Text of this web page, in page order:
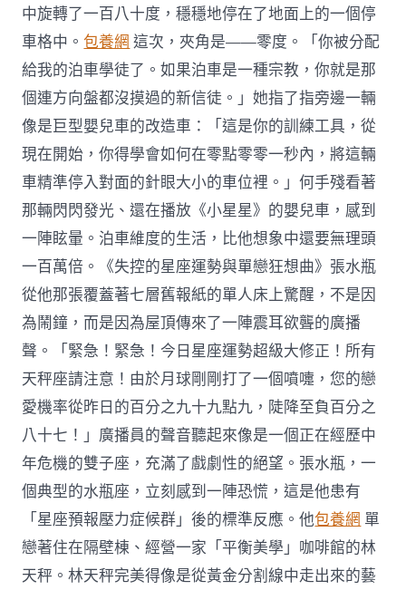
中旋轉了一百八十度，穩穩地停在了地面上的一個停
車格中。包養網 這次，夾角是——零度。「你被分配
給我的泊車學徒了。如果泊車是一種宗教，你就是那
個連方向盤都沒摸過的新信徒。」她指了指旁邊一輛
像是巨型嬰兒車的改造車：「這是你的訓練工具，從
現在開始，你得學會如何在零點零零一秒內，將這輛
車精準停入對面的針眼大小的車位裡。」何手殘看著
那輛閃閃發光、還在播放《小星星》的嬰兒車，感到
一陣眩暈。泊車維度的生活，比他想象中還要無理頭
一百萬倍。《失控的星座運勢與單戀狂想曲》張水瓶
從他那張覆蓋著七層舊報紙的單人床上驚醒，不是因
為鬧鐘，而是因為屋頂傳來了一陣震耳欲聾的廣播
聲。「緊急！緊急！今日星座運勢超級大修正！所有
天秤座請注意！由於月球剛剛打了一個噴嚏，您的戀
愛機率從昨日的百分之九十九點九，陡降至負百分之
八十七！」廣播員的聲音聽起來像是一個正在經歷中
年危機的雙子座，充滿了戲劇性的絕望。張水瓶，一
個典型的水瓶座，立刻感到一陣恐慌，這是他患有
「星座預報壓力症候群」後的標準反應。他包養網 單
戀著住在隔壁棟、經營一家「平衡美學」咖啡館的林
天秤。林天秤完美得像是從黃金分割線中走出來的藝